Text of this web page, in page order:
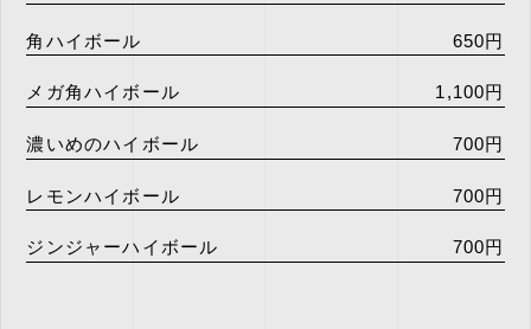
角ハイボール 650円
メガ角ハイボール 1,100円
濃いめのハイボール 700円
レモンハイボール 700円
ジンジャーハイボール 700円